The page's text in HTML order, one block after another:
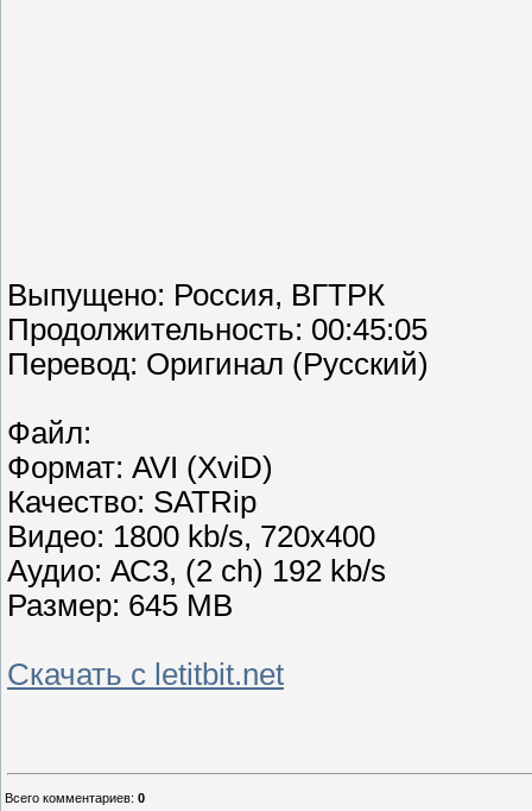
Выпущено: Россия, ВГТРК
Продолжительность: 00:45:05
Перевод: Оригинал (Русский)
Файл:
Формат: AVI (XviD)
Качество: SATRip
Видео: 1800 kb/s, 720x400
Аудио: АС3, (2 ch) 192 kb/s
Размер: 645 MB
Скачать с letitbit.net
Всего комментариев: 0